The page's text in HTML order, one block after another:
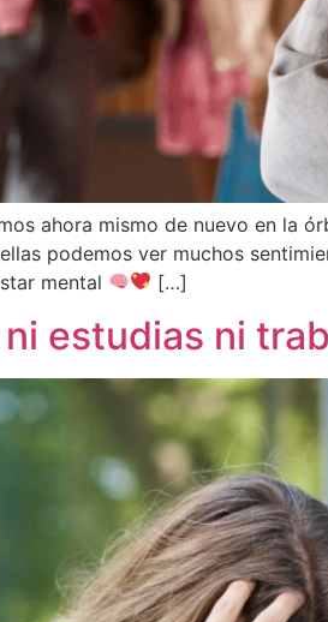
ahora mismo de nuevo en la
podemos ver muchos
mental
[…]
estudias ni